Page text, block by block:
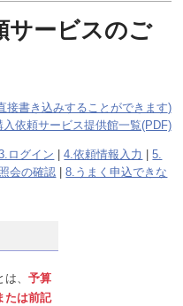
サービスのご
接書き込みすることができます)
入依頼サービス提供館一覧(PDF)
ログイン |4.依頼情報入力 |5.
会の確認 |8.うまく申込できな
、 予算
たは前記